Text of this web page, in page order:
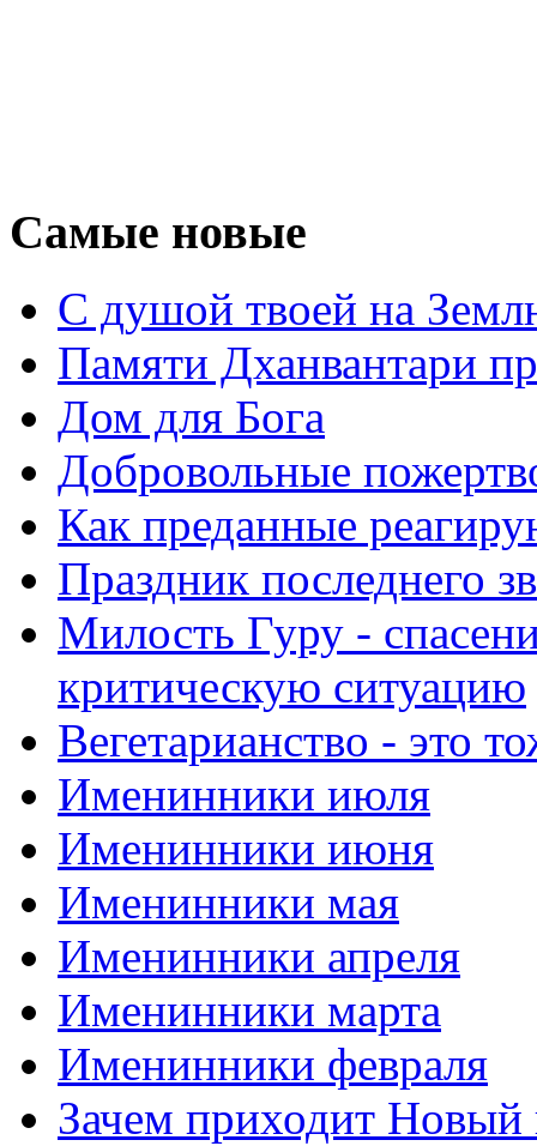
Самые новые
С душой твоей на
Памяти Дханвантари
Дом для Бога
Добровольные
Как преданные
Праздник последнего
Милость Гуру -
критическую ситуацию
Вегетарианство - это
Именинники июля
Именинники июня
Именинники мая
Именинники апреля
Именинники марта
Именинники февраля
Зачем приходит Новый